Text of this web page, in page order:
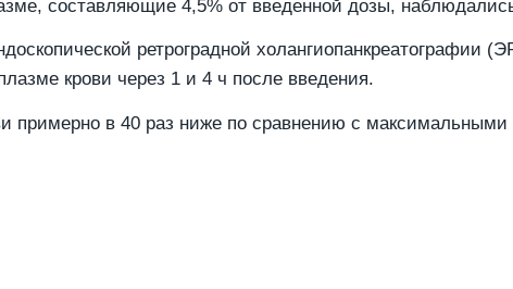
составляющие 4,5% от введенной дозы,
ретроградной холангиопанкреатографии
крови через 1 и 4 ч после введения.
примерно в 40 раз ниже по сравнению с